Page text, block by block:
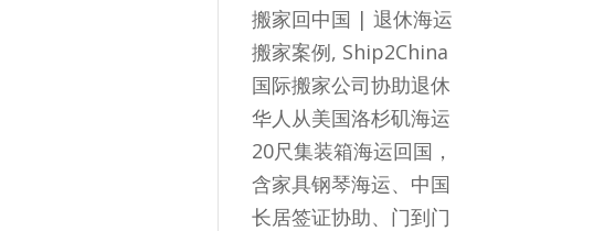
搬家回中国 | 退休海运
搬家案例, Ship2China
国际搬家公司协助退休
华人从美国洛杉矶海运
20尺集装箱海运回国，
含家具钢琴海运、中国
长居签证协助、门到门